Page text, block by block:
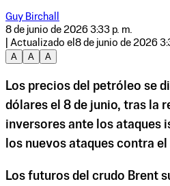
Guy Birchall
8 de junio de 2026 3:33 p. m.
| Actualizado el 8 de junio de 2026
A
A A
Los precios del petróleo se
dólares el 8 de junio, tras la
inversores ante los ataques
los nuevos ataques contra el
Los futuros del crudo Brent